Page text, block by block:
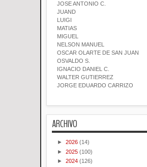
JOSE ANTONIO C.
JUAND
LUIGI
MATIAS
MIGUEL
NELSON MANUEL
OSCAR OLARTE DE SAN JUAN
OSVALDO S.
IGNACIO DANIEL C.
WALTER GUTIERREZ
JORGE EDUARDO CARRIZO
ARCHIVO
► 2026 (14)
► 2025 (100)
► 2024 (126)